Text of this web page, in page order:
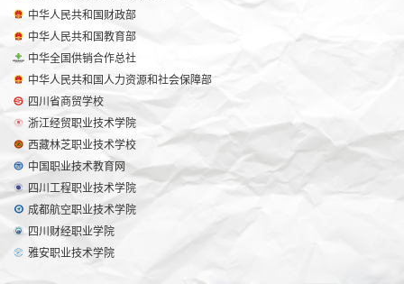
中华人民共和国财政部
中华人民共和国教育部
中华全国供销合作总社
中华人民共和国人力资源和社会保障部
四川省商贸学校
浙江经贸职业技术学院
西藏林芝职业技术学校
中国职业技术教育网
四川工程职业技术学院
成都航空职业技术学院
四川财经职业学院
雅安职业技术学院